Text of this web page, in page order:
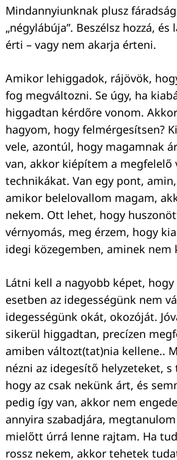
Mindannyiunknak plusz
„négylábúja”. Beszélsz hozzá,
érti – vagy nem akarja érteni.
Amikor lehiggadok, rájövök,
fog megváltozni. Se úgy, ha
higgadtan kérdőre vonom.
hagyom, hogy felmérgesítsen?
vele, azontúl, hogy magamnak
van, akkor kiépítem a megfelelő
technikákat. Van egy pont,
amikor belelovallom magam,
nekem. Ott lehet, hogy
vérnyomás, meg érzem, hogy
idegi közegemben, aminek nem
Látni kell a nagyobb képet,
esetben az idegességünk nem
idegességünk okát, okozóját.
sikerül higgadtan, precízen
amiben változt(tat)nia kellene..
nézni az idegesítő helyzeteket,
hogy az csak nekünk árt, és
pedig így van, akkor nem
annyira szabadjára,
mielőtt úrrá lenne rajtam. Ha
rossz nekem, akkor tehetek